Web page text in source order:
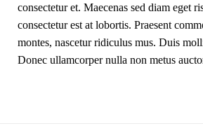
consectetur et. Maecenas sed diam eget
consectetur est at lobortis. Praesent
montes, nascetur ridiculus mus. Duis
Donec ullamcorper nulla non metus